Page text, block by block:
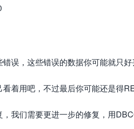
误，这些错误的数据你可能就只好
着用吧，不过最后你可能还是得
我们需要更进一步的修复，用